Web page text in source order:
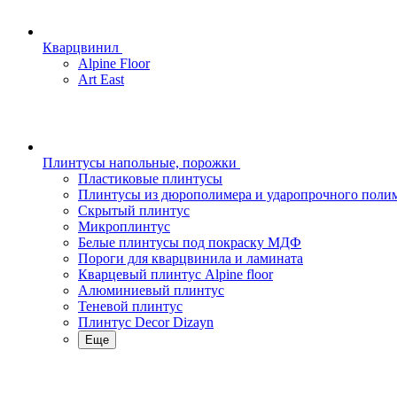
Кварцвинил
Alpine Floor
Art East
Плинтусы напольные, порожки
Пластиковые плинтусы
Плинтусы из дюрополимера и ударопрочного
Скрытый плинтус
Микроплинтус
Белые плинтусы под покраску МДФ
Пороги для кварцвинила и ламината
Кварцевый плинтус Alpine floor
Алюминиевый плинтус
Теневой плинтус
Плинтус Decor Dizayn
Еще